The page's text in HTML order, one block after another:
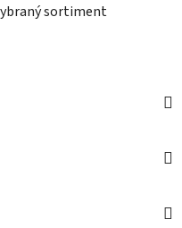
sortiment